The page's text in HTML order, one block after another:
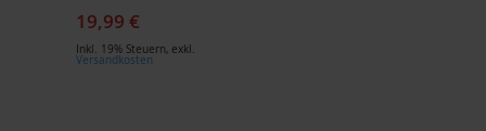
19,99 €
Inkl. 19% Steuern, exkl.
Versandkosten